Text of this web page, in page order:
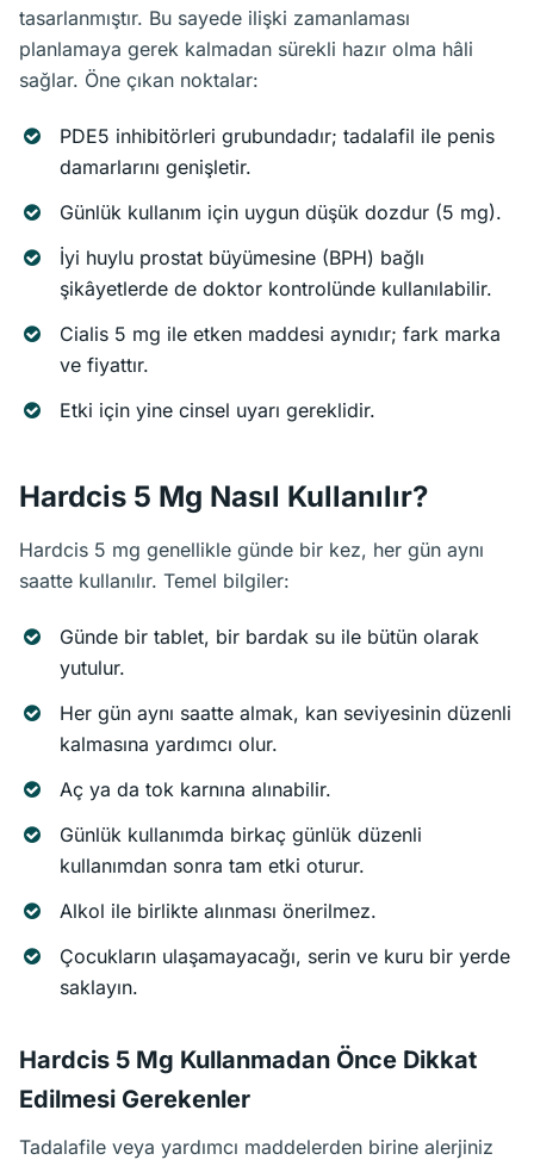
tasarlanmıştır. Bu sayede ilişki zamanlaması
planlamaya gerek kalmadan sürekli hazır olma hâli
sağlar. Öne çıkan noktalar:
PDE5 inhibitörleri grubundadır; tadalafil ile penis
damarlarını genişletir.
Günlük kullanım için uygun düşük dozdur (5 mg).
İyi huylu prostat büyümesine (BPH) bağlı
şikâyetlerde de doktor kontrolünde kullanılabilir.
Cialis 5 mg ile etken maddesi aynıdır; fark marka
ve fiyattır.
Etki için yine cinsel uyarı gereklidir.
Hardcis 5 Mg Nasıl Kullanılır?
Hardcis 5 mg genellikle günde bir kez, her gün aynı
saatte kullanılır. Temel bilgiler:
Günde bir tablet, bir bardak su ile bütün olarak
yutulur.
Her gün aynı saatte almak, kan seviyesinin düzenli
kalmasına yardımcı olur.
Aç ya da tok karnına alınabilir.
Günlük kullanımda birkaç günlük düzenli
kullanımdan sonra tam etki oturur.
Alkol ile birlikte alınması önerilmez.
Çocukların ulaşamayacağı, serin ve kuru bir yerde
saklayın.
Hardcis 5 Mg Kullanmadan Önce Dikkat
Edilmesi Gerekenler
Tadalafile veya yardımcı maddelerden birine alerjiniz